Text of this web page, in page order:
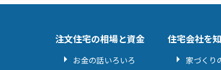
注文住宅の相場と資金
お金の話いろいろ
住宅会社を
家づくり